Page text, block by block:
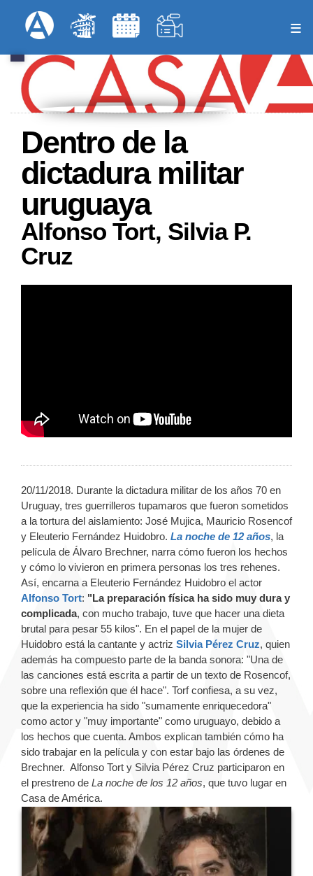
al
principal
Menú Superior
Dentro de la
dictadura militar
uruguaya
Alfonso Tort, Silvia P.
Cruz
20/11/2018. Durante la dictadura militar de los años 70 en
Uruguay, tres guerrilleros tupamaros que fueron sometidos
a la tortura del aislamiento: José Mujica, Mauricio Rosencof
y Eleuterio Fernández Huidobro. La noche de 12 años, la
película de Álvaro Brechner, narra cómo fueron los hechos
y cómo lo vivieron en primera personas los tres rehenes.
Así, encarna a Eleuterio Fernández Huidobro el actor
Alfonso Tort: "La preparación física ha sido muy dura y
complicada, con mucho trabajo, tuve que hacer una dieta
brutal para pesar 55 kilos". En el papel de la mujer de
Huidobro está la cantante y actriz Silvia Pérez Cruz, quien
además ha compuesto parte de la banda sonora: "Una de
las canciones está escrita a partir de un texto de Rosencof,
sobre una reflexión que él hace". Torf confiesa, a su vez,
que la experiencia ha sido "sumamente enriquecedora"
como actor y "muy importante" como uruguayo, debido a
los hechos que cuenta. Ambos explican también cómo ha
sido trabajar en la película y con estar bajo las órdenes de
Brechner. Alfonso Tort y Silvia Pérez Cruz participaron en
el prestreno de La noche de los 12 años, que tuvo lugar en
Casa de América.